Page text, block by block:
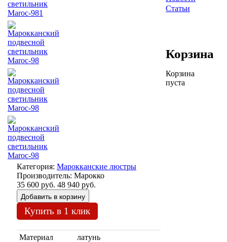
Категория: Марокканские люстры
Производитель: Марокко
35 600 руб. 48 940 руб.
Купить в 1 клик
Материал
латунь
Статьи
Корзина
Корзина
пуста